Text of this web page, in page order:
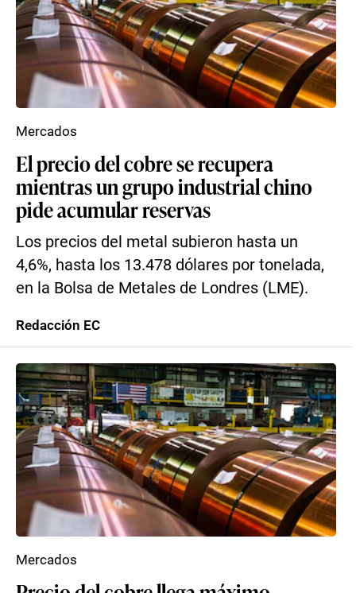
El precio del cobre se recupera
mientras un grupo industrial chino
pide acumular reservas
Los precios del metal subieron hasta un
4,6%, hasta los 13.478 dólares por tonelada,
en la Bolsa de Metales de Londres (LME).
Mercados
Redacción EC
Mercados